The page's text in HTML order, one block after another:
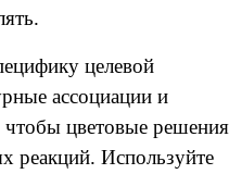
целевой
ассоциации и
цветовые решения
реакций. Используйте